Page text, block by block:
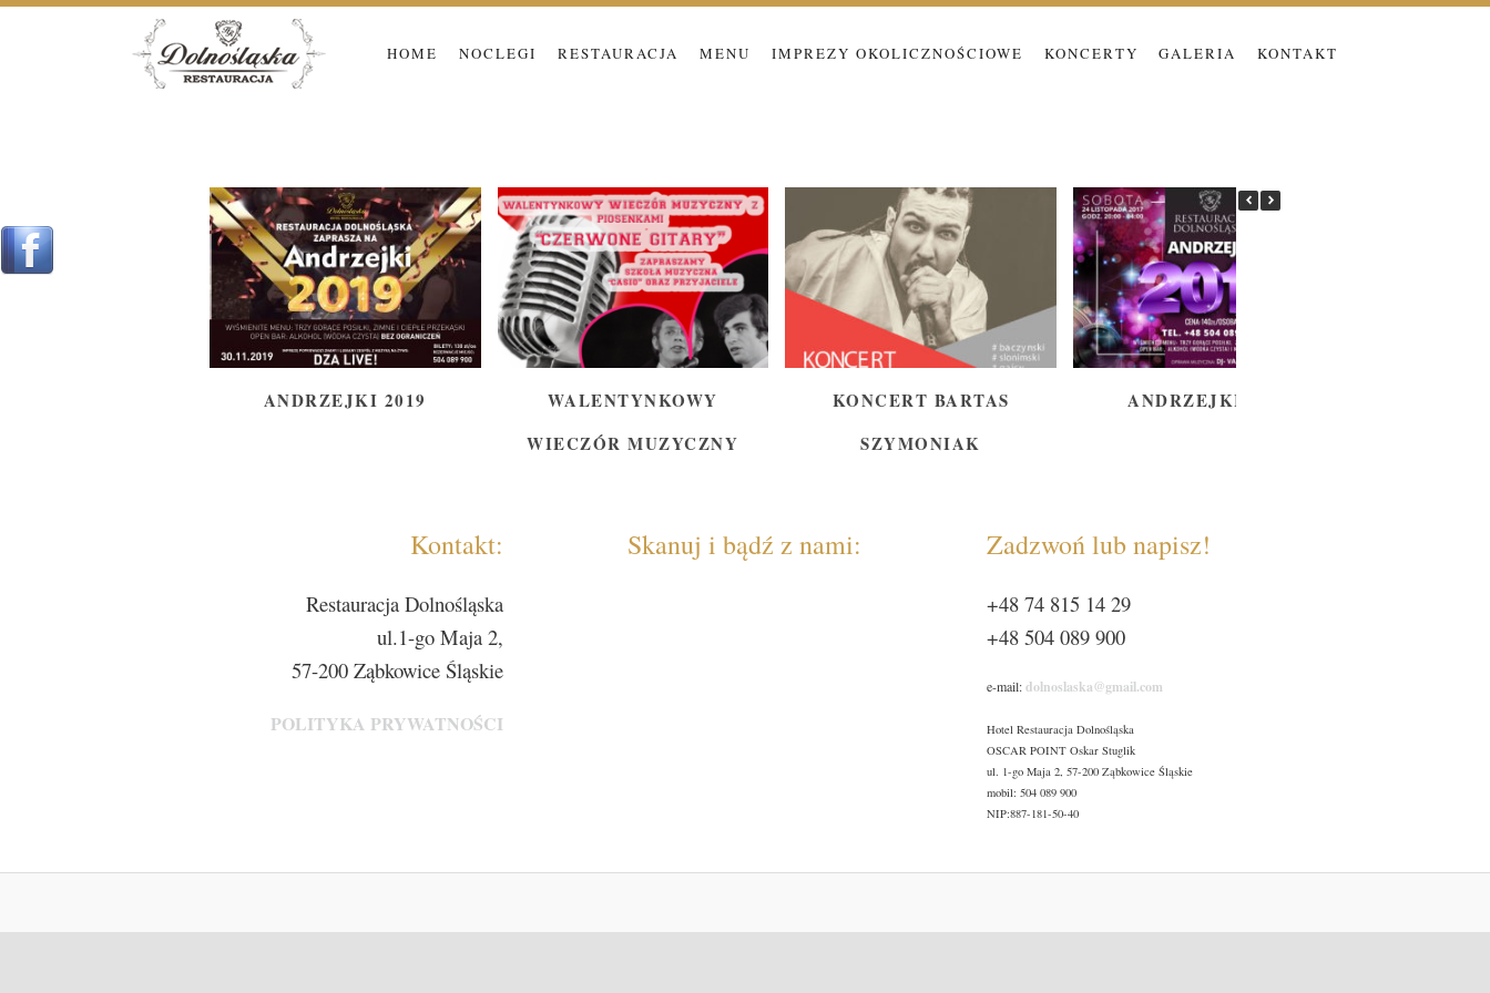
Menu
główne
PRZESKOCZ
HOME NOCLEGI RESTAURACJA MENU IMPREZY OKOLICZNOŚCIOWE KONCERTY GALERIA KONTAKT
ANDRZEJKI 2019
WALENTYNKOWY
WIECZÓR MUZYCZNY
KONCERT BARTAS
SZYMONIAK
ANDRZEJKI 2018
Kontakt:
Restauracja Dolnośląska
ul.1-go Maja 2,
57-200 Ząbkowice Śląskie
POLITYKA PRYWATNOŚCI
Skanuj i bądź z nami: Zadzwoń lub napisz!
+48 74 815 14 29
+48 504 089 900
e-mail:dolnoslaska@gmail.com
Hotel Restauracja Dolnośląska
OSCAR POINT Oskar Stuglik
ul. 1-go Maja 2, 57-200 Ząbkowice Śląskie
mobil: 504 089 900
NIP:887-181-50-40